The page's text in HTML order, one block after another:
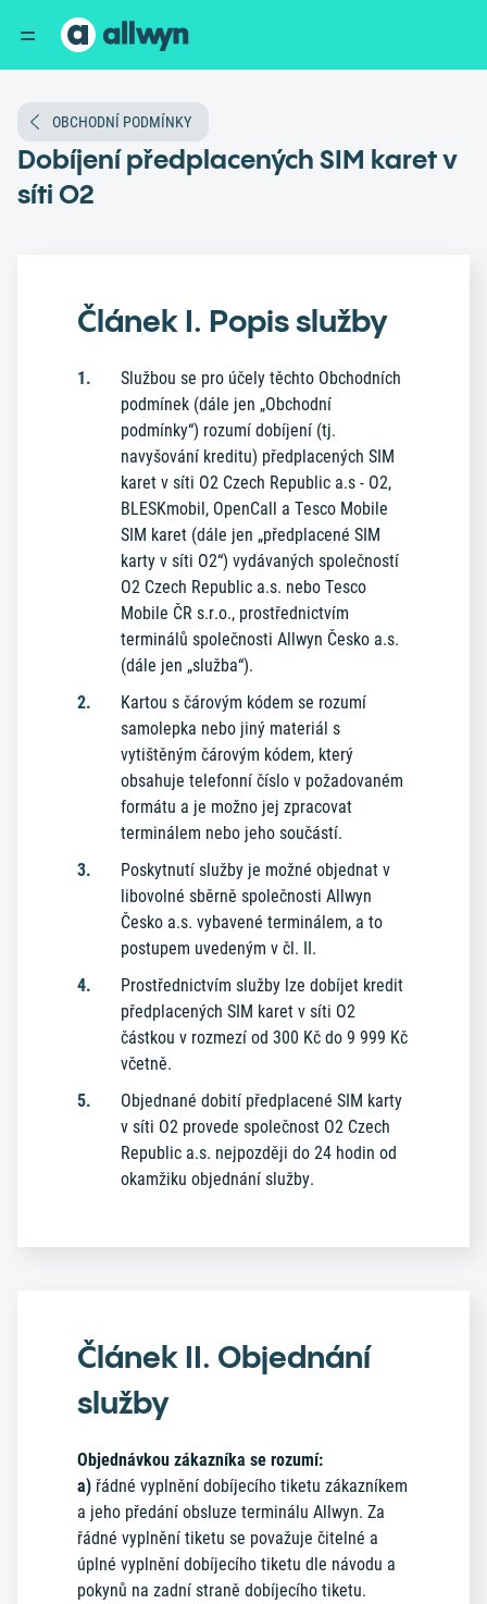
OBCHODNÍ PODMÍNKY
Dobíjení předplacených SIM karet v
síti O2
Článek I. Popis služby
Službou se pro účely těchto Obchodních
podmínek (dále jen „Obchodní
podmínky“) rozumí dobíjení (tj.
navyšování kreditu) předplacených SIM
karet v síti O2 Czech Republic a.s - O2,
BLESKmobil, OpenCall a Tesco Mobile
SIM karet (dále jen „předplacené SIM
karty v síti O2“) vydávaných společností
O2 Czech Republic a.s. nebo Tesco
Mobile ČR s.r.o., prostřednictvím
terminálů společnosti Allwyn Česko a.s.
(dále jen „služba“).
Kartou s čárovým kódem se rozumí
samolepka nebo jiný materiál s
vytištěným čárovým kódem, který
obsahuje telefonní číslo v požadovaném
formátu a je možno jej zpracovat
terminálem nebo jeho součástí.
Poskytnutí služby je možné objednat v
libovolné sběrně společnosti Allwyn
Česko a.s. vybavené terminálem, a to
postupem uvedeným v čl. II.
Prostřednictvím služby lze dobíjet kredit
předplacených SIM karet v síti O2
částkou v rozmezí od 300 Kč do 9 999 Kč
včetně.
Objednané dobití předplacené SIM karty
v síti O2 provede společnost O2 Czech
Republic a.s. nejpozději do 24 hodin od
okamžiku objednání služby.
Článek II. Objednání
služby
Objednávkou zákazníka se rozumí:
a) řádné vyplnění dobíjecího tiketu zákazníkem
a jeho předání obsluze terminálu Allwyn. Za
řádné vyplnění tiketu se považuje čitelné a
úplné vyplnění dobíjecího tiketu dle návodu a
pokynů na zadní straně dobíjecího tiketu.